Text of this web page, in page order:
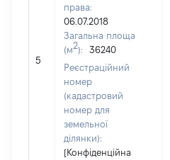
5
права:
06.07.2018
Загальна площа
(м2):
36240
Реєстраційний
номер
(кадастровий
номер для
земельної
ділянки):
[Конфіденційна